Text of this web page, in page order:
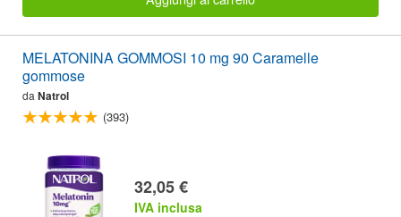
MELATONINA GOMMOSI 10 mg 90 Caramelle
gommose
da Natrol
(393)
32,05 €
IVA inclusa